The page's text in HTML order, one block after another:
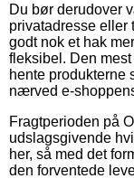
Du bør derudover
privatadresse eller
godt nok et hak
fleksibel. Den
hente produkterne
nærved e-
Fragtperioden på
udslagsgivende
her, så med det
den forventede